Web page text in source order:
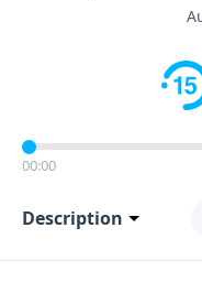
00:00
Description